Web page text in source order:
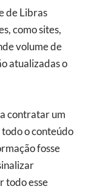
como sites,
volume de
atualizadas o
o conteúdo
fosse
todo esse